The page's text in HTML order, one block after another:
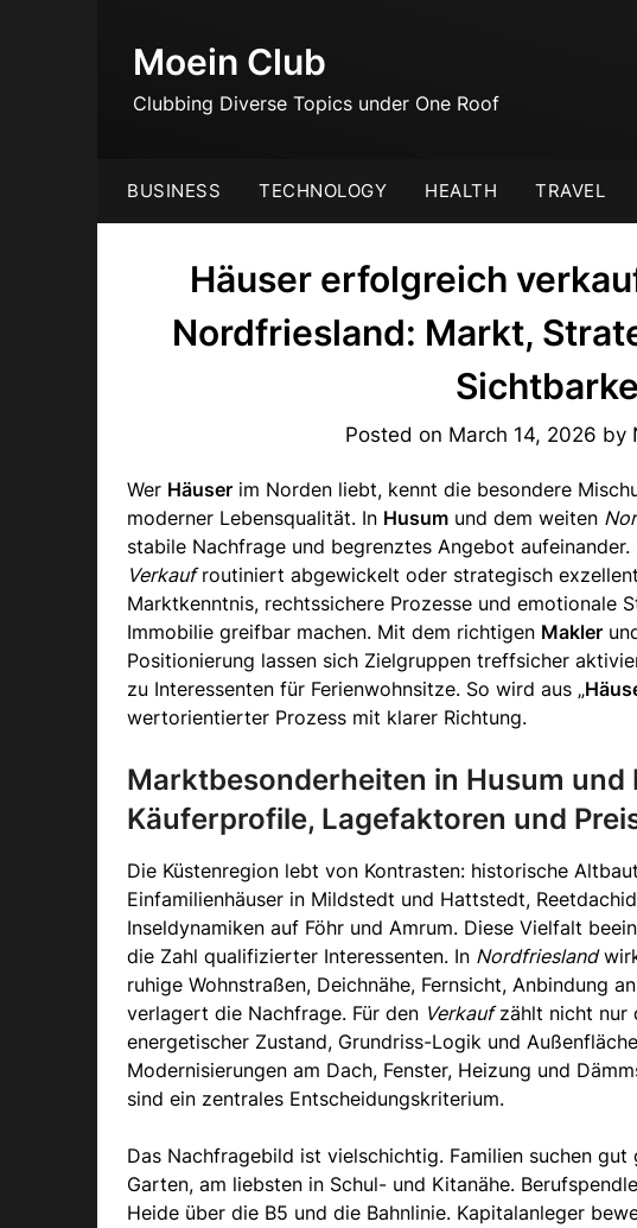
Moein Club
Clubbing Diverse Topics under One Roof
BUSINESS TECHNOLOGY HEALTH TRAVEL
Häuser erfolgreich
Nordfriesland: Markt,
Posted on March 14, 2026 by
Wer Häuser im Norden liebt, kennt die besondere
moderner Lebensqualität. In Husum und dem weiten
stabile Nachfrage und begrenztes Angebot
Verkaufroutiniert abgewickelt oder strategisch
Marktkenntnis, rechtssichere Prozesse und emotionale
Immobilie greifbar machen. Mit dem richtigen Makler
Positionierung lassen sich Zielgruppen treffsicher
zu Interessenten für Ferienwohnsitze. So wird aus „
wertorientierter Prozess mit klarer Richtung.
Marktbesonderheiten in Husum und
Käuferprofile, Lagefaktoren und
Die Küstenregion lebt von Kontrasten: historische
Einfamilienhäuser in Mildstedt und Hattstedt,
Inseldynamiken auf Föhr und Amrum. Diese Vielfalt
die Zahl qualifizierter Interessenten. In Nordfriesland
ruhige Wohnstraßen, Deichnähe, Fernsicht, Anbindung
verlagert die Nachfrage. Für den Verkaufzählt nicht nur
energetischer Zustand, Grundriss-Logik und
Modernisierungen am Dach, Fenster, Heizung und
sind ein zentrales Entscheidungskriterium.
Das Nachfragebild ist vielschichtig. Familien suchen
Garten, am liebsten in Schul- und Kitanähe.
Heide über die B5 und die Bahnlinie. Kapitalanleger